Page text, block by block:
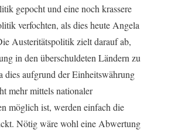
gepocht und eine noch krassere
verfochten, als dies heute Angela
Austeritätspolitik zielt darauf ab,
in den überschuldeten Ländern zu
dies aufgrund der Einheitswährung
mehr mittels nationaler
möglich ist, werden einfach die
Nötig wäre wohl eine Abwertung